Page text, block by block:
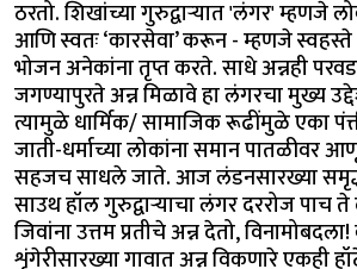
ठरतो. शिखांच्या गुरुद्वाऱ्यात 'लंगर' म्हणजे
आणि स्वतः ‘कारसेवा’ करून - म्हणजे
भोजन अनेकांना तृप्त करते. साधे अन्नही
जगण्यापुरते अन्न मिळावे हा लंगरचा मुख्य
त्यामुळे धार्मिक/ सामाजिक रूढींमुळे एका
जाती-धर्माच्या लोकांना समान पातळीवर
सहजच साधले जाते. आज लंडनसारख्या
साउथ हॉल गुरुद्वाऱ्याचा लंगर दररोज पाच
जिवांना उत्तम प्रतीचे अन्न देतो,
शृंगेरीसारख्या गावात अन्न विकणारे एकही